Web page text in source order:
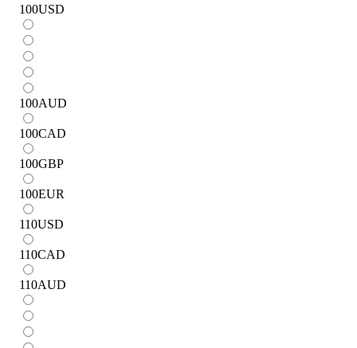
100USD
100AUD
100CAD
100GBP
100EUR
110USD
110CAD
110AUD